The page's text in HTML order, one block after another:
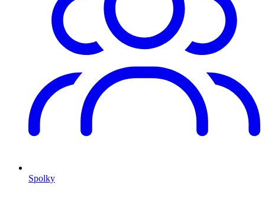
Spolky